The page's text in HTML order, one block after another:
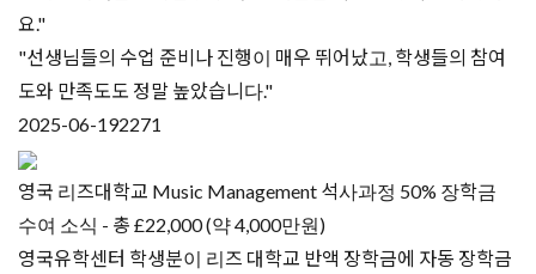
요."
"선생님들의 수업 준비나 진행이 매우 뛰어났고, 학생들의 참여
도와 만족도도 정말 높았습니다."
2025-06-192271
영국 리즈대학교 Music Management 석사과정 50% 장학금
수여 소식 - 총 £22,000 (약 4,000만원)
영국유학센터 학생분이 리즈 대학교 반액 장학금에 자동 장학금